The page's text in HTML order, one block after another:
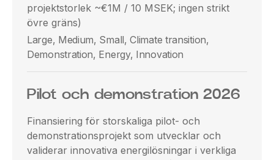
projektstorlek ~€1M / 10 MSEK; ingen strikt
övre gräns)
Large, Medium, Small, Climate transition,
Demonstration, Energy, Innovation
Pilot och demonstration 2026
Finansiering för storskaliga pilot- och
demonstrationsprojekt som utvecklar och
validerar innovativa energilösningar i verkliga